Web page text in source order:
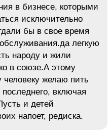
в бизнесе, которыми
исключительно
бы в свое время
легкую
народу и жили
в союзе.А этому
человеку желаю пить
включая
и детей
напоет, редиска.